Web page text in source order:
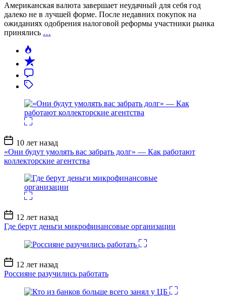
Американская валюта завершает неудачный для себя год
далеко не в лучшей форме. После недавних покупок на
ожиданиях одобрения налоговой реформы участники рынка
принялись …
Дата
записи
10 лет назад
«Они будут умолять вас забрать долг» — Как работают
коллекторские агентства
Дата
записи
12 лет назад
Где берут деньги микрофинансовые организации
Дата
записи
12 лет назад
Россияне разучились работать